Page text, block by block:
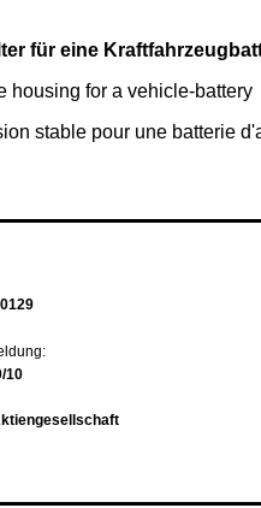
für eine
housing for a vehicle-battery
stable pour une batterie
10